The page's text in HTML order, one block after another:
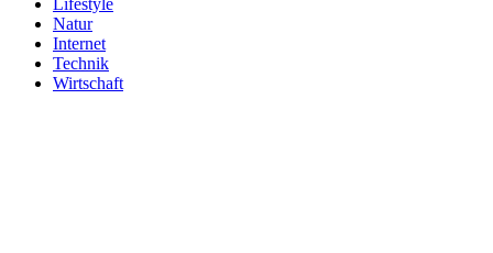
Lifestyle
Natur
Internet
Technik
Wirtschaft